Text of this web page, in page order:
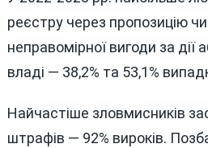
реєстру через пропозицію чи
неправомірної вигоди за дії
владі — 38,2% та 53,1%
Найчастіше зловмисників
штрафів — 92% вироків.